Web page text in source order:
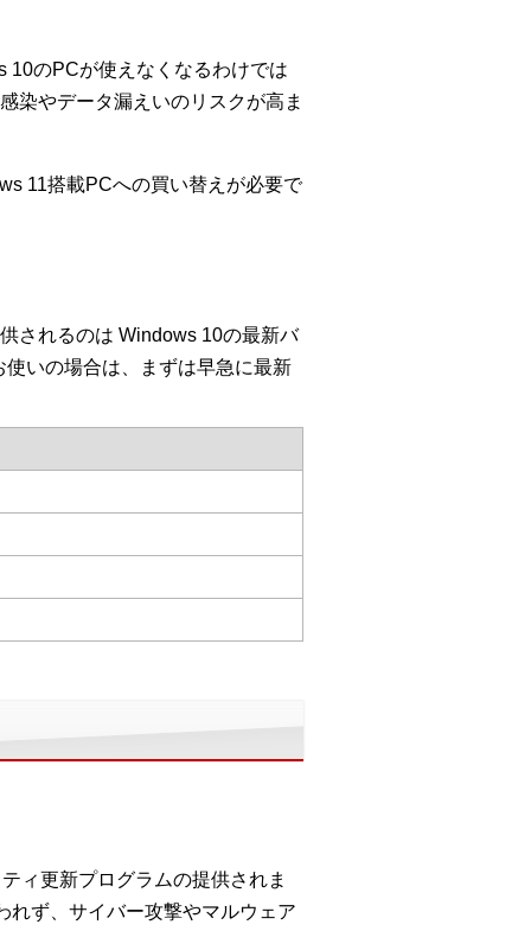
10のPCが使えなくなるわけでは
染やデータ漏えいのリスクが高ま
11搭載PCへの買い替えが必要で
されるのは Windows 10の最新バ
いの場合は、まずは早急に最新
ィ更新プログラムの提供されま
れず、サイバー攻撃やマルウェア